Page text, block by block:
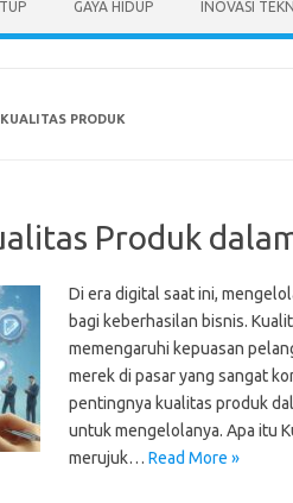
GAYA HIDUP INOVASI
PRODUK
Produk
Di era digital saat ini,
bagi keberhasilan bisnis.
memengaruhi kepuasan
merek di pasar yang sangat
pentingnya kualitas produk
untuk mengelolanya. Apa itu
merujuk… Read More »